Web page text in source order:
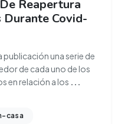
Reapertura
Durante Covid-
publicación una serie de
de cada uno de los
en relación a los ...
casa